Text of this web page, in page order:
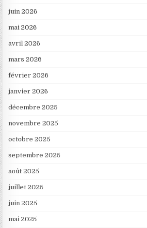
juin 2026
mai 2026
avril 2026
mars 2026
février 2026
janvier 2026
décembre 2025
novembre 2025
octobre 2025
septembre 2025
août 2025
juillet 2025
juin 2025
mai 2025